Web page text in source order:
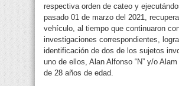
respectiva orden de cateo y
pasado 01 de marzo del 2021,
vehículo, al tiempo que continuaron
investigaciones correspondientes,
identificación de dos de los sujetos
uno de ellos, Alan Alfonso “N” y/o Alam
de 28 años de edad.